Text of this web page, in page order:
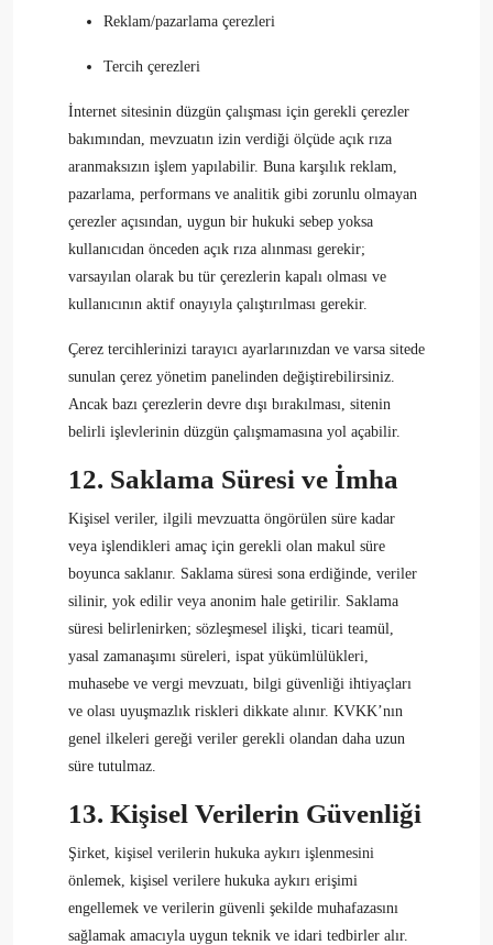
Reklam/pazarlama çerezleri
Tercih çerezleri
İnternet sitesinin düzgün çalışması için gerekli çerezler
bakımından, mevzuatın izin verdiği ölçüde açık rıza
aranmaksızın işlem yapılabilir. Buna karşılık reklam,
pazarlama, performans ve analitik gibi zorunlu olmayan
çerezler açısından, uygun bir hukuki sebep yoksa
kullanıcıdan önceden açık rıza alınması gerekir;
varsayılan olarak bu tür çerezlerin kapalı olması ve
kullanıcının aktif onayıyla çalıştırılması gerekir.
Çerez tercihlerinizi tarayıcı ayarlarınızdan ve varsa sitede
sunulan çerez yönetim panelinden değiştirebilirsiniz.
Ancak bazı çerezlerin devre dışı bırakılması, sitenin
belirli işlevlerinin düzgün çalışmamasına yol açabilir.
12. Saklama Süresi ve İmha
Kişisel veriler, ilgili mevzuatta öngörülen süre kadar
veya işlendikleri amaç için gerekli olan makul süre
boyunca saklanır. Saklama süresi sona erdiğinde, veriler
silinir, yok edilir veya anonim hale getirilir. Saklama
süresi belirlenirken; sözleşmesel ilişki, ticari teamül,
yasal zamanaşımı süreleri, ispat yükümlülükleri,
muhasebe ve vergi mevzuatı, bilgi güvenliği ihtiyaçları
ve olası uyuşmazlık riskleri dikkate alınır. KVKK’nın
genel ilkeleri gereği veriler gerekli olandan daha uzun
süre tutulmaz.
13. Kişisel Verilerin Güvenliği
Şirket, kişisel verilerin hukuka aykırı işlenmesini
önlemek, kişisel verilere hukuka aykırı erişimi
engellemek ve verilerin güvenli şekilde muhafazasını
sağlamak amacıyla uygun teknik ve idari tedbirler alır.